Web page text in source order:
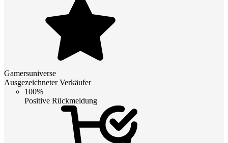
Gamersuniverse
Ausgezeichneter Verkäufer
100%
Positive Rückmeldung